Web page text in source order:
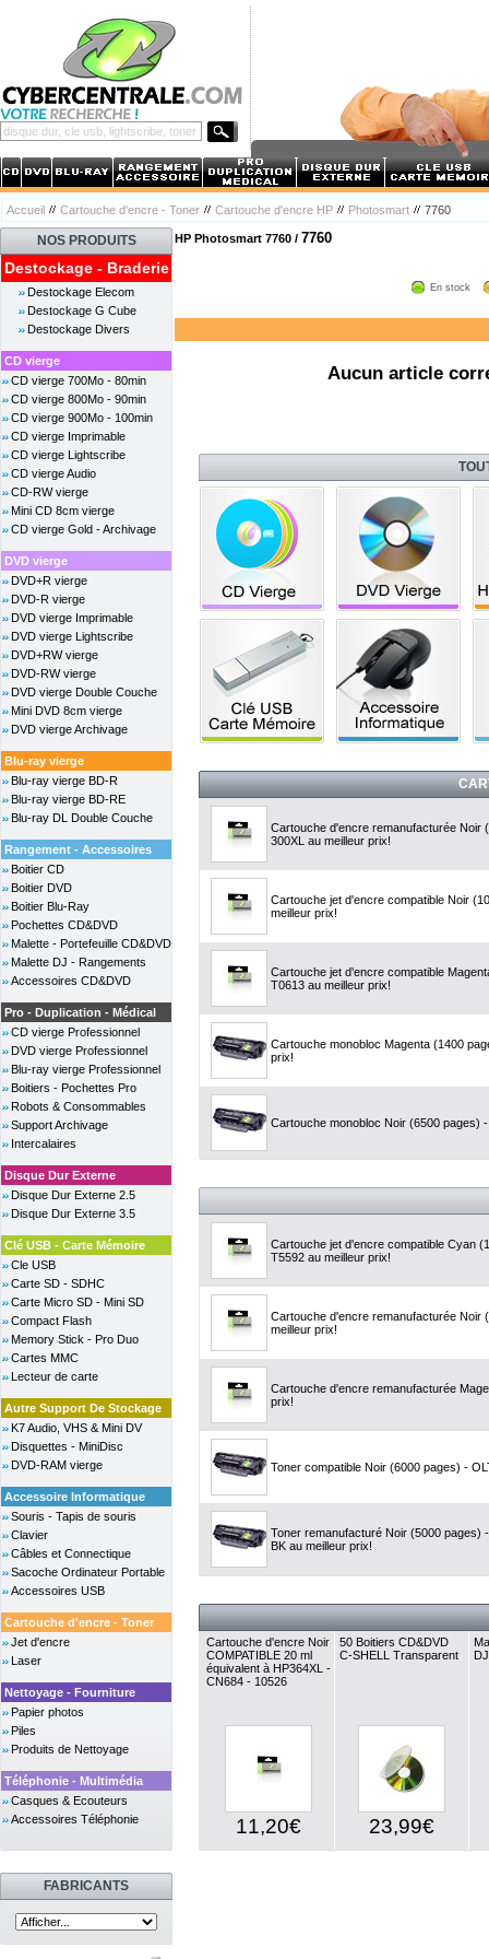
Accueil Cartouche d'encre - Toner Cartouche d'encre HP Photosmart 7760
NOS PRODUITS
Destockage - Braderie
Destockage Elecom
Destockage G Cube
Destockage Divers
CD vierge
CD vierge 700Mo - 80min
CD vierge 800Mo - 90min
CD vierge 900Mo - 100min
CD vierge Imprimable
CD vierge Lightscribe
CD vierge Audio
CD-RW vierge
Mini CD 8cm vierge
CD vierge Gold - Archivage
DVD vierge
DVD+R vierge
DVD-R vierge
DVD vierge Imprimable
DVD vierge Lightscribe
DVD+RW vierge
DVD-RW vierge
DVD vierge Double Couche
Mini DVD 8cm vierge
DVD vierge Archivage
Blu-ray vierge
Blu-ray vierge BD-R
Blu-ray vierge BD-RE
Blu-ray DL Double Couche
Rangement - Accessoires
Boitier CD
Boitier DVD
Boitier Blu-Ray
Pochettes CD&DVD
Malette - Portefeuille CD&DVD
Malette DJ - Rangements
Accessoires CD&DVD
Pro - Duplication - Médical
CD vierge Professionnel
DVD vierge Professionnel
Blu-ray vierge Professionnel
Boitiers - Pochettes Pro
Robots & Consommables
Support Archivage
Intercalaires
Disque Dur Externe
Disque Dur Externe 2.5
Disque Dur Externe 3.5
Clé USB - Carte Mémoire
Cle USB
Carte SD - SDHC
Carte Micro SD - Mini SD
Compact Flash
Memory Stick - Pro Duo
Cartes MMC
Lecteur de carte
Autre Support De Stockage
K7 Audio, VHS & Mini DV
Disquettes - MiniDisc
DVD-RAM vierge
Accessoire Informatique
Souris - Tapis de souris
Clavier
Câbles et Connectique
Sacoche Ordinateur Portable
Accessoires USB
Cartouche d'encre - Toner
Jet d'encre
Laser
Nettoyage - Fourniture
Papier photos
Piles
Produits de Nettoyage
Téléphonie - Multimédia
Casques & Ecouteurs
Accessoires Téléphonie
FABRICANTS
HP Photosmart 7760 / 7760
En stock
Aucun article
Cartouche d'encre remanufacturée Noir
300XL au meilleur prix!
Cartouche jet d'encre compatible Noir
meilleur prix!
Cartouche jet d'encre compatible
T0613 au meilleur prix!
Cartouche monobloc Magenta (1400
prix!
Cartouche monobloc Noir (6500 pages)
Cartouche jet d'encre compatible Cyan
T5592 au meilleur prix!
Cartouche d'encre remanufacturée Noir
meilleur prix!
Cartouche d'encre remanufacturée
prix!
Toner compatible Noir (6000 pages) -
Toner remanufacturé Noir (5000 pages)
BK au meilleur prix!
Cartouche d'encre Noir
COMPATIBLE 20 ml
équivalent à HP364XL -
CN684 - 10526
11,20€
50 Boitiers CD&DVD
C-SHELL Transparent
23,99€